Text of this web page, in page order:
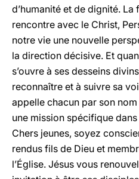
d’humanité et de dignité. La
rencontre avec le Christ,
notre vie une nouvelle
la direction décisive. Et
s’ouvre à ses desseins
reconnaître et à suivre sa
appelle chacun par son
une mission spécifique
Chers jeunes, soyez
rendus fils de Dieu et
l’Église. Jésus vous